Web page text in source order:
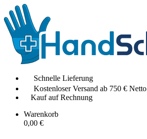
Schnelle Lieferung
Kostenloser Versand ab 750 € Netto
Kauf auf Rechnung
Warenkorb
0,00 €